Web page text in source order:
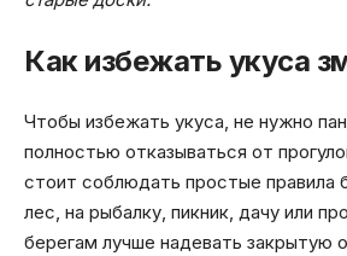
Как избежать укуса
Чтобы избежать укуса, не нужно
полностью отказываться от
стоит соблюдать простые правила
лес, на рыбалку, пикник, дачу или
берегам лучше надевать закрытую